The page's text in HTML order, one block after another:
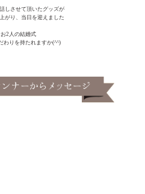
しさせて頂いたグッズが
がり、当日を迎えました
2人の結婚式
わりを持たれますか(^^)